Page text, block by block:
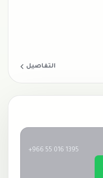
التفاصيل
+966 55 016 1395